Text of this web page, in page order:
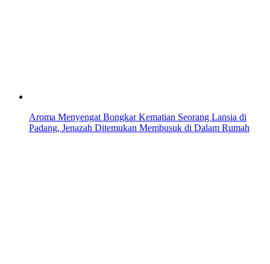
Aroma Menyengat Bongkar Kematian Seorang Lansia di
Padang, Jenazah Ditemukan Membusuk di Dalam Rumah